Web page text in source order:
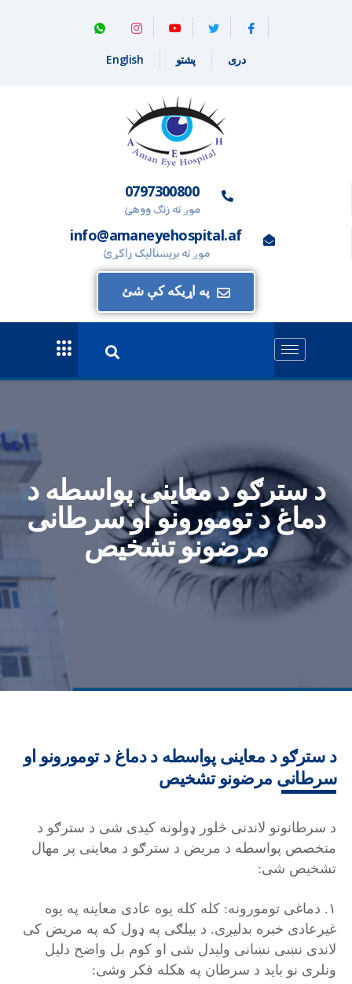
دری پشتو English
0797300800
موږ ته زنګ ووهئ
info@amaneyehospital.af
موږ ته بریښنالیک راکړئ
په اړیکه کې شئ
د سترګو د معاینی پواسطه د
دماغ د تومورونو او سرطانی
مرضونو تشخیص
د سترګو د معاینی پواسطه د دماغ د تومورونو او
سرطانی مرضونو تشخیص
د سرطانونو لاندنی څلور ډولونه کیدی شی د سترګو د
متخصص پواسطه د مریض د سترګو د معاینی پر مهال
تشخیص شی:
۱. دماغی تومورونه: کله کله یوه عادی معاینه په یوه
غیرعادی خبره بدلیږی. د بیلګی په ډول که په مریض کی
لاندی نښی نښانی ولیدل شی او کوم بل واضح دلیل
ونلری نو باید د سرطان په هکله فکر وشی: